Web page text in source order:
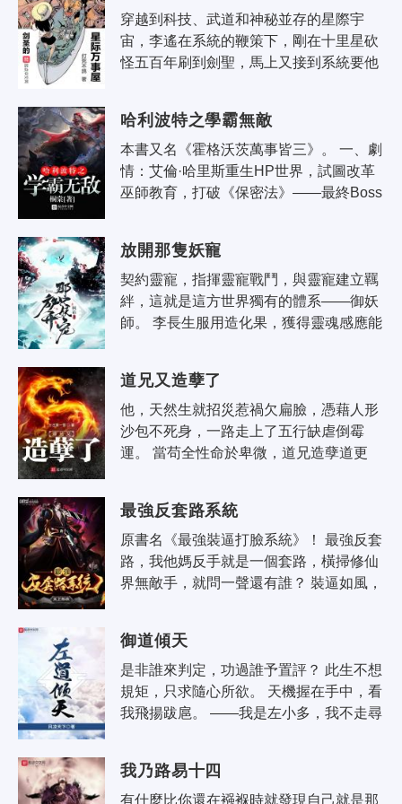
穿越到科技、武道和神秘並存的星際宇
宙，李遙在系統的鞭策下，剛在十里星砍
怪五百年刷到劍聖，馬上又接到系統要他
李..
哈利波特之學霸無敵
本書又名《霍格沃茨萬事皆三》。 一、劇
情：艾倫·哈里斯重生HP世界，試圖改革
巫師教育，打破《保密法》——最終Boss
放開那隻妖寵
契約靈寵，指揮靈寵戰鬥，與靈寵建立羈
絆，這就是這方世界獨有的體系——御妖
師。 李長生服用造化果，獲得靈魂感應能
道兄又造孽了
他，天然生就招災惹禍欠扁臉，憑藉人形
沙包不死身，一路走上了五行缺虐倒霉
運。 當苟全性命於卑微，道兄造孽道更
最強反套路系統
原書名《最強裝逼打臉系統》！ 最強反套
路，我他媽反手就是一個套路，橫掃修仙
界無敵手，就問一聲還有誰？ 裝逼如風，
御道傾天
是非誰來判定，功過誰予置評？ 此生不想
規矩，只求隨心所欲。 天機握在手中，看
我飛揚跋扈。 ——我是左小多，我不走尋
我乃路易十四
有什麼比你還在襁褓時就發現自己就是那